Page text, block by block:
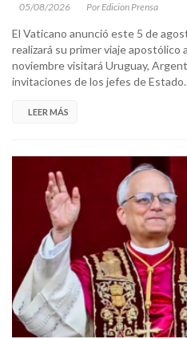
05/08/2026 Por Edicion Prensa
El Vaticano anunció este 5 de
realizará su primer viaje apostólico
noviembre visitará Uruguay,
invitaciones de los jefes de Estado.
LEER MÁS